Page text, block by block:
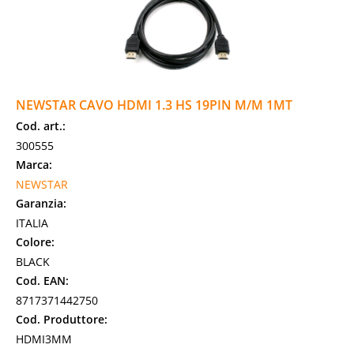
NEWSTAR CAVO HDMI 1.3 HS 19PIN M/M 1MT
Cod. art.:
300555
Marca:
NEWSTAR
Garanzia:
ITALIA
Colore:
BLACK
Cod. EAN:
8717371442750
Cod. Produttore:
HDMI3MM